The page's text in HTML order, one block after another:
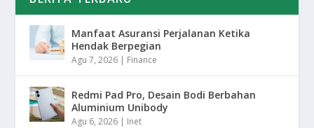
Manfaat Asuransi Perjalanan Ketika
Hendak Berpegian
Agu 7, 2026 | Finance
Redmi Pad Pro, Desain Bodi Berbahan
Aluminium Unibody
Agu 6, 2026 | Inet